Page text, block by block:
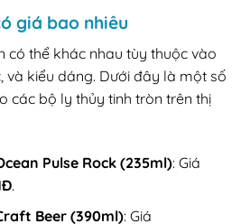
giá bao nhiêu
có thể khác nhau tùy thuộc vào
và kiểu dáng. Dưới đây là một số
các bộ ly thủy tinh tròn trên thị
Pulse Rock (235ml): Giá
.
Beer (390ml): Giá